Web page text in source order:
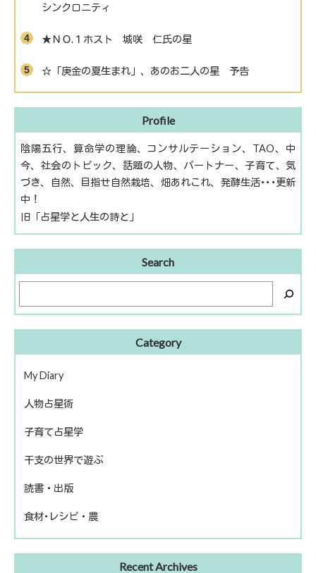
シンクロニティ
★ＮＯ.１ホスト 城咲 仁氏の星
☆「庚金の夏生まれ」、あのお二人の星 予告
Profile
陰陽五行、算命学の理論、コンサルテーション、TAO、中
今、社会のトピック、話題の人物、パートナー、子育て、気
づき、自然、目指せ自然栽培、畑あれこれ、発酵生活･･･更新
中！
旧「占星学と人生の詩と」
Search
Category
My Diary
ピアノ再開
人物占星術
歴史上の人物
話題の人物
子育て占星学
干支の世界で遊ぶ
きのえねファイル
運命を左右する星について
読書・出版
冬のソナタ
食材･レシピ・農
Recent Archives